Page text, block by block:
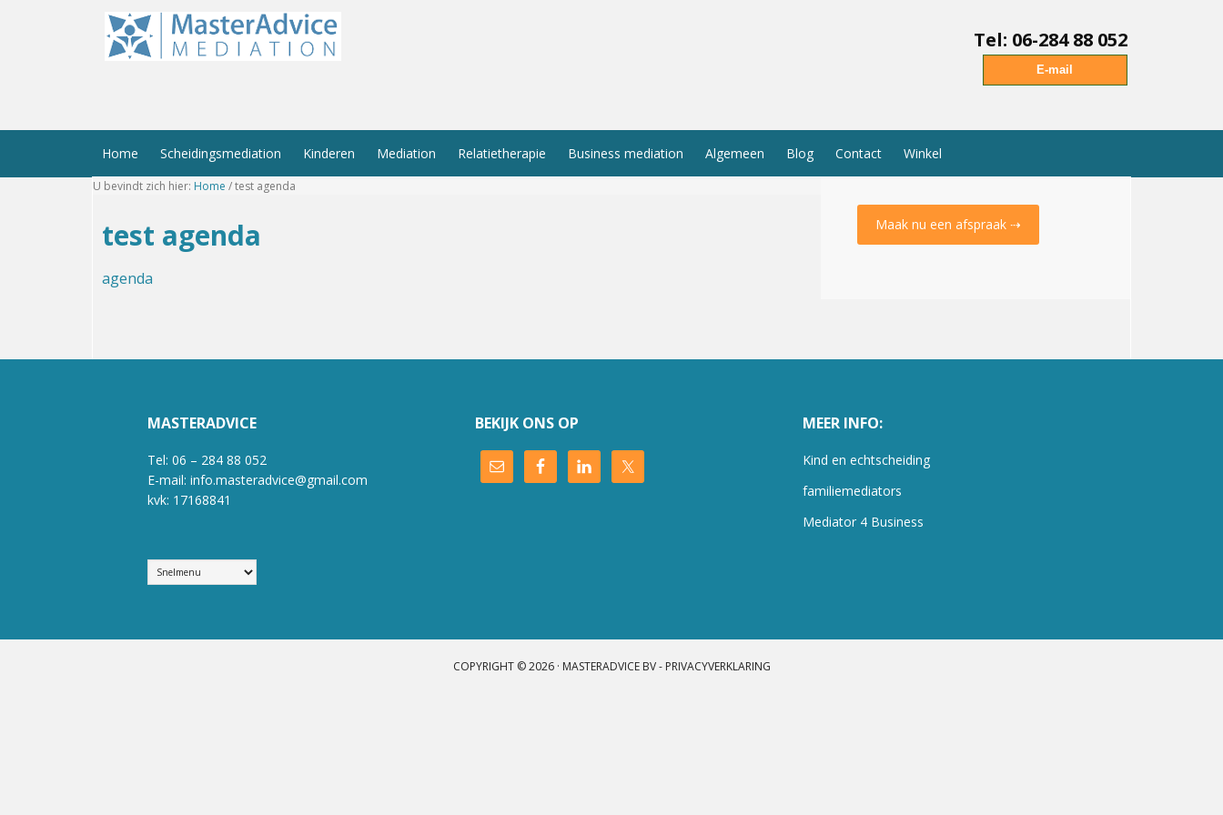
Tel: 06-284 88 052
E-mail
Home Scheidingsmediation Kinderen Mediation Relatietherapie Business mediation Algemeen Blog Contact Winkel
U bevindt zich hier: Home /test agenda
test agenda
agenda
Maak nu een afspraak ⇢
MASTERADVICE
Tel: 06 – 284 88 052
E-mail: info.masteradvice@gmail.com
kvk: 17168841
BEKIJK ONS OP MEER INFO:
Kind en echtscheiding
familiemediators
Mediator 4 Business
COPYRIGHT © 2026 · MASTERADVICE BV - PRIVACYVERKLARING